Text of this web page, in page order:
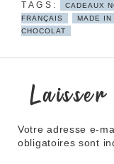
CADEAUX
FRANÇAIS
MADE IN
CHOCOLAT
Votre adresse e-
obligatoires sont